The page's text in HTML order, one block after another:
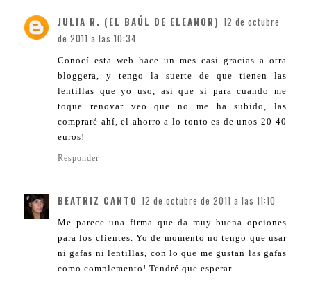
JULIA R. (EL BAÚL DE ELEANOR) 12 de octubre
de 2011 a las 10:34
Conocí esta web hace un mes casi gracias a otra
bloggera, y tengo la suerte de que tienen las
lentillas que yo uso, así que si para cuando me
toque renovar veo que no me ha subido, las
compraré ahí, el ahorro a lo tonto es de unos 20-40
euros!
Responder
BEATRIZ CANTO 12 de octubre de 2011 a las 11:10
Me parece una firma que da muy buena opciones
para los clientes. Yo de momento no tengo que usar
ni gafas ni lentillas, con lo que me gustan las gafas
como complemento! Tendré que esperar